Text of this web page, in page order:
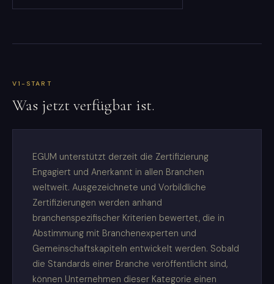
V1-START
Was jetzt verfügbar ist.
EGUM unterstützt derzeit die Zertifizierung
Engagiert und Anerkannt in allen Branchen
weltweit. Ausgezeichnete und Vorbildliche
Zertifizierungen werden anhand
branchenspezifischer Kriterien bewertet, die in
Abstimmung mit Branchenexperten und
Gemeinschaftskapiteln entwickelt werden. Sobald
die Standards einer Branche veröffentlicht sind,
können Unternehmen dieser Kategorie einen